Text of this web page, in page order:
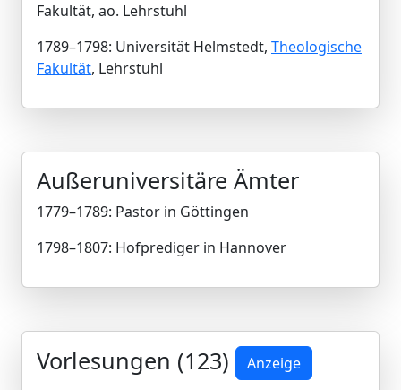
Fakultät, ao. Lehrstuhl
1789–1798: Universität Helmstedt, Theologische
Fakultät, Lehrstuhl
Außeruniversitäre Ämter
1779–1789: Pastor in Göttingen
1798–1807: Hofprediger in Hannover
Vorlesungen (123) Anzeige